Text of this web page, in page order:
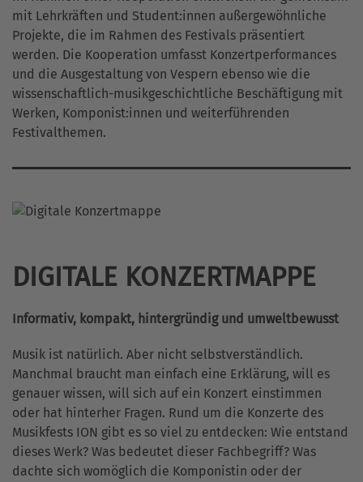
mit Lehrkräften und Student:innen außergewöhnliche
Projekte, die im Rahmen des Festivals präsentiert
werden. Die Kooperation umfasst Konzertperformances
und die Ausgestaltung von Vespern ebenso wie die
wissenschaftlich-musikgeschichtliche Beschäftigung mit
Werken, Komponist:innen und weiterführenden
Festivalthemen.
DIGITALE KONZERTMAPPE
Informativ, kompakt, hintergründig und umweltbewusst
Musik ist natürlich. Aber nicht selbstverständlich.
Manchmal braucht man einfach eine Erklärung, will es
genauer wissen, will sich auf ein Konzert einstimmen
oder hat hinterher Fragen. Rund um die Konzerte des
Musikfests ION gibt es so viel zu entdecken: Wie entstand
dieses Werk? Was bedeutet dieser Fachbegriff? Was
dachte sich womöglich die Komponistin oder der